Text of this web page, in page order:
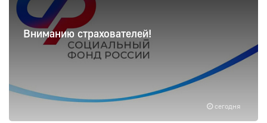
сегодня
Вниманию страхователей!